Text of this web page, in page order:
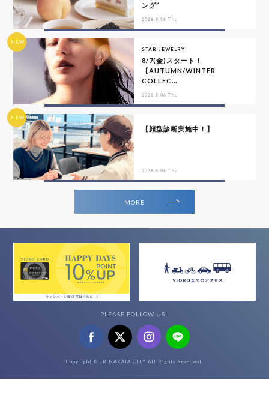
ング”
2026.8.06 Thu
NEW
STAR JEWELRY
8/7(金)スタート！
【AUTUMN/WINTER
COLLEC...
2026.8.06 Thu
NEW
【顔型診断実施中！】
2026.8.06 Thu
MORE
PLEASE FOLLOW US !
Copyright © JR HAKATA CITY All Rights Reserved.